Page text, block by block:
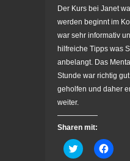
Der Kurs bei Janet
werden beginnt im
war sehr informativ
hilfreiche Tipps was
anbelangt. Das
Stunde war richtig
geholfen und daher
weiter.
Sharen mit:
K
l
K
l